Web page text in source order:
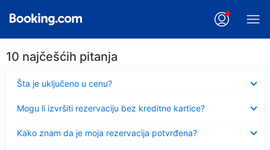
10 najčešćih pitanja
Šta je uključeno u cenu?
Sažeto
Mogu li izvršiti rezervaciju bez kreditne kartice?
Kako znam da je moja rezervacija potvrđena?